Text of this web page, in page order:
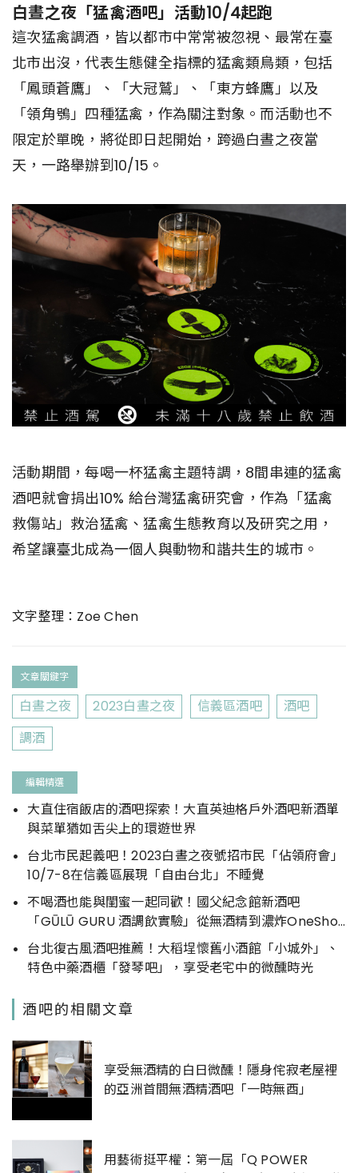
白晝之夜「猛禽酒吧」活動10/4起跑
這次猛禽調酒，皆以都市中常常被忽視、最常在臺
北市出沒，代表生態健全指標的猛禽類鳥類，包括
「鳳頭蒼鷹」、「大冠鷲」、「東方蜂鷹」以及
「領角鴞」四種猛禽，作為關注對象。而活動也不
限定於單晚，將從即日起開始，跨過白晝之夜當
天，一路舉辦到10/15。
活動期間，每喝一杯猛禽主題特調，8間串連的猛禽
酒吧就會捐出10% 給台灣猛禽研究會，作為「猛禽
救傷站」救治猛禽、猛禽生態教育以及研究之用，
希望讓臺北成為一個人與動物和諧共生的城市。
文字整理：Zoe Chen
文章關鍵字
白晝之夜 2023白晝之夜 信義區酒吧
酒吧
調酒
編輯精選
大直住宿飯店的酒吧探索！大直英迪格戶外酒吧新酒單
與菜單猶如舌尖上的環遊世界
台北市民起義吧！2023白晝之夜號招市民「佔領府會」
10/7-8在信義區展現「自由台北」不睡覺
不喝酒也能與閨蜜一起同歡！國父紀念館新酒吧
「GŪLŪ GURU 酒調飲實驗」從無酒精到濃炸OneShot
一應俱全
台北復古風酒吧推薦！大稻埕懷舊小酒館「小城外」、
特色中藥酒櫃「發琴吧」，享受老宅中的微醺時光
酒吧的相關文章
享受無酒精的白日微醺！隱身侘寂老屋裡
的亞洲首間無酒精酒吧「一時無酉」
用藝術挺平權：第一屆「Q POWER